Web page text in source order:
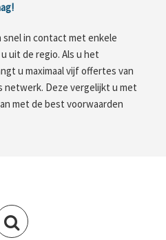
snel in contact met enkele
uit de regio. Als u het
u maximaal vijf offertes van
netwerk. Deze vergelijkt u met
met de best voorwaarden